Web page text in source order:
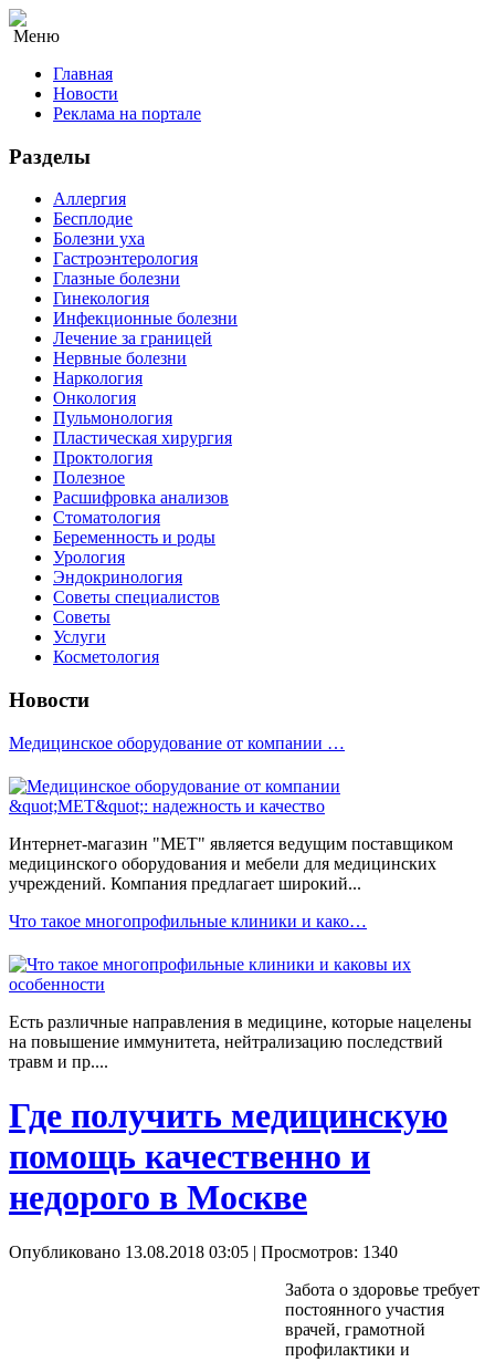
Меню
Главная
Новости
Реклама на портале
Разделы
Аллергия
Бесплодие
Болезни уха
Гастроэнтерология
Глазные болезни
Гинекология
Инфекционные болезни
Лечение за границей
Нервные болезни
Наркология
Онкология
Пульмонология
Пластическая хирургия
Проктология
Полезное
Расшифровка анализов
Стоматология
Беременность и роды
Урология
Эндокринология
Советы специалистов
Советы
Услуги
Косметология
Новости
Медицинское оборудование от компании …
Интернет-магазин "МЕТ" является ведущим поставщиком
медицинского оборудования и мебели для медицинских
учреждений. Компания предлагает широкий...
Что такое многопрофильные клиники и како…
Есть различные направления в медицине, которые нацелены
на повышение иммунитета, нейтрализацию последствий
травм и пр....
Где получить медицинскую
помощь качественно и
недорого в Москве
Опубликовано 13.08.2018 03:05 | Просмотров: 1340
Забота о здоровье требует
постоянного участия
врачей, грамотной
профилактики и